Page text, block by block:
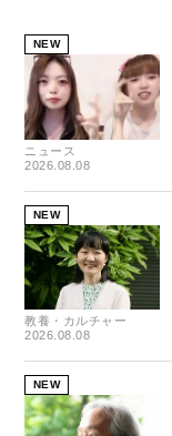
NEW
ニュース
2026.08.08
NEW
教養・カルチャー
2026.08.08
NEW